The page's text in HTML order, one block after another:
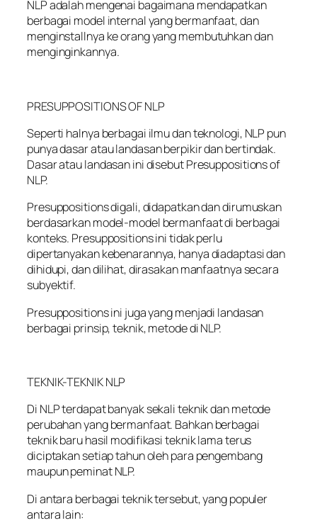
NLP adalah mengenai bagaimana mendapatkan
berbagai model internal yang bermanfaat, dan
menginstallnya ke orang yang membutuhkan dan
menginginkannya.
PRESUPPOSITIONS OF NLP
Seperti halnya berbagai ilmu dan teknologi, NLP pun
punya dasar atau landasan berpikir dan bertindak.
Dasar atau landasan ini disebut Presuppositions of
NLP.
Presuppositions digali, didapatkan dan dirumuskan
berdasarkan model-model bermanfaat di berbagai
konteks. Presuppositions ini tidak perlu
dipertanyakan kebenarannya, hanya diadaptasi dan
dihidupi, dan dilihat, dirasakan manfaatnya secara
subyektif.
Presuppositions ini juga yang menjadi landasan
berbagai prinsip, teknik, metode di NLP.
TEKNIK-TEKNIK NLP
Di NLP terdapat banyak sekali teknik dan metode
perubahan yang bermanfaat. Bahkan berbagai
teknik baru hasil modifikasi teknik lama terus
diciptakan setiap tahun oleh para pengembang
maupun peminat NLP.
Di antara berbagai teknik tersebut, yang populer
antara lain: